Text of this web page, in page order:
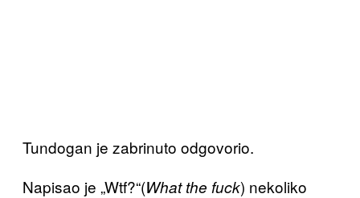
Tundogan je zabrinuto odgovorio.
Napisao je „Wtf?“(What the fuck) nekoliko